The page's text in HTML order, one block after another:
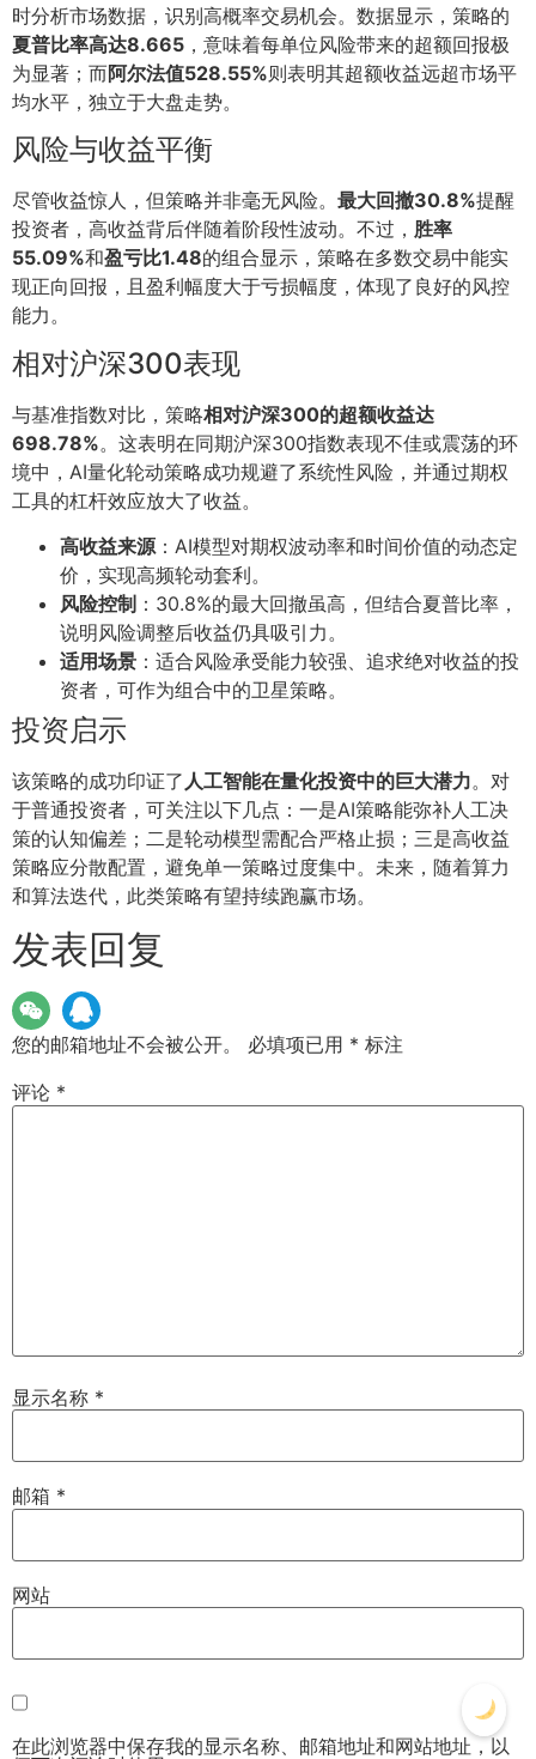
时分析市场数据，识别高概率交易机会。数据显示，策略的
夏普比率高达8.665 ，意味着每单位风险带来的超额回报极
为显著；而阿尔法值528.55%则表明其超额收益远超市场平
均水平，独立于大盘走势。
风险与收益平衡
尽管收益惊人，但策略并非毫无风险。 最大回撤30.8%提醒
投资者，高收益背后伴随着阶段性波动。不过， 胜率
55.09%和盈亏比1.48的组合显示，策略在多数交易中能实
现正向回报，且盈利幅度大于亏损幅度，体现了良好的风控
能力。
相对沪深300表现
与基准指数对比，策略相对沪深300的超额收益达
698.78%。这表明在同期沪深300指数表现不佳或震荡的环
境中，AI量化轮动策略成功规避了系统性风险，并通过期权
工具的杠杆效应放大了收益。
高收益来源 ：AI模型对期权波动率和时间价值的动态定
价，实现高频轮动套利。
风险控制 ：30.8%的最大回撤虽高，但结合夏普比率，
说明风险调整后收益仍具吸引力。
适用场景 ：适合风险承受能力较强、追求绝对收益的投
资者，可作为组合中的卫星策略。
投资启示
该策略的成功印证了 人工智能在量化投资中的巨大潜力。对
于普通投资者，可关注以下几点：一是AI策略能弥补人工决
策的认知偏差；二是轮动模型需配合严格止损；三是高收益
策略应分散配置，避免单一策略过度集中。未来，随着算力
和算法迭代，此类策略有望持续跑赢市场。
发表回复
您的邮箱地址不会被公开。 必填项已用 * 标注
评论 *
显示名称 *
邮箱 *
网站
在此浏览器中保存我的显示名称、邮箱地址和网站地址，以